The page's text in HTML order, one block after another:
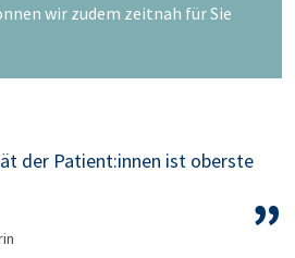
wir zudem zeitnah für Sie
der Patient:innen ist oberste